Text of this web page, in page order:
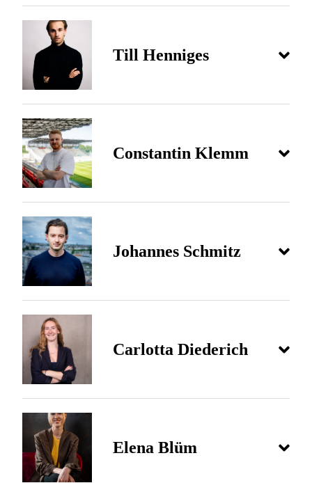
Till Henniges
Constantin Klemm
Johannes Schmitz
Carlotta Diederich
Elena Blüm